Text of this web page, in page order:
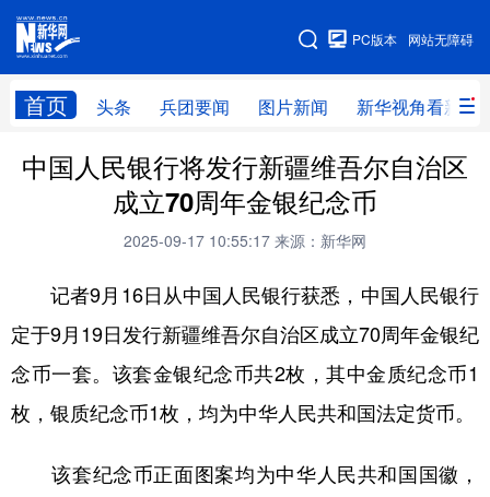
网站无障碍
PC版本
首页 头条 兵团要闻 图片新闻 新华视角看新疆
网站地图
头条 兵团要闻 图片新闻 新华视角看新疆
地方频道
北京 天津 河北 山西
辽宁 吉林 上海 江苏
山东 河南 湖北 湖南
中国人民银行将发行新疆维吾尔自治区
成立70周年金银纪念币
2025-09-17 10:55:17 来源：新华网
记者9月16日从中国人民银行获悉，中国人民银行
定于9月19日发行新疆维吾尔自治区成立70周年金银纪
念币一套。该套金银纪念币共2枚，其中金质纪念币1
枚，银质纪念币1枚，均为中华人民共和国法定货币。
该套纪念币正面图案均为中华人民共和国国徽，